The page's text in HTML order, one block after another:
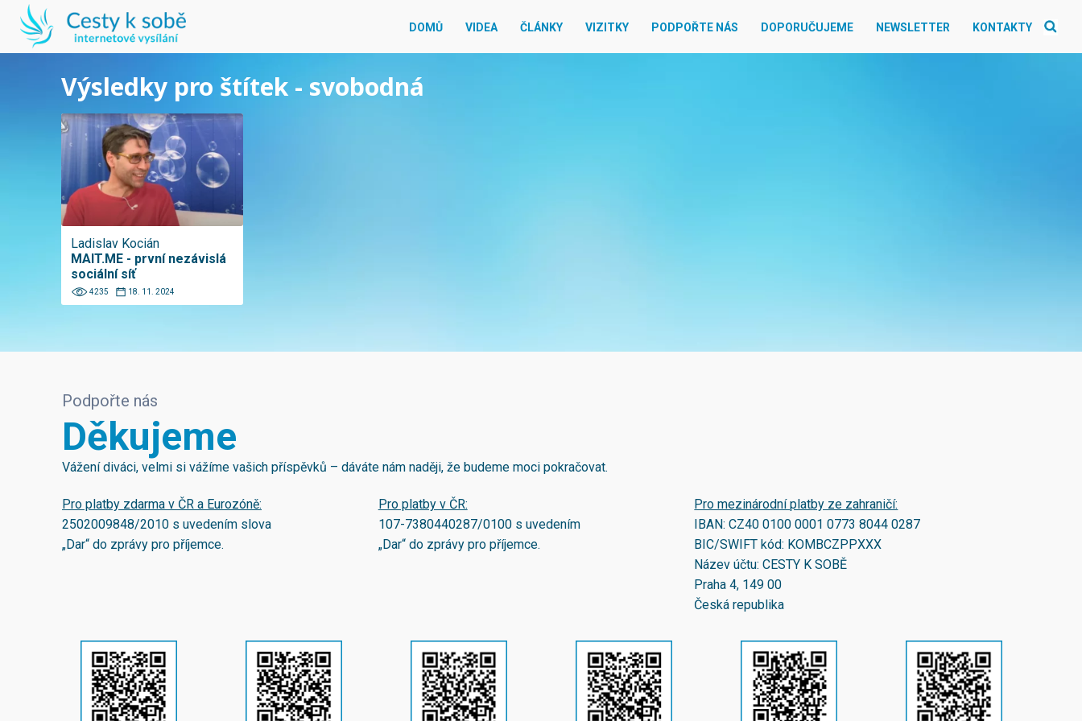
DOMŮ VIDEA ČLÁNKY VIZITKY PODPOŘTE NÁS DOPORUČUJEME NEWSLETTER KONTAKTY
Výsledky pro štítek - svobodná
Ladislav Kocián
MAIT.ME - první nezávislá
sociální síť
4235 18. 11. 2024
Podpořte nás
Děkujeme
Vážení diváci, velmi si vážíme vašich příspěvků – dáváte nám naději, že budeme moci pokračovat.
Pro platby zdarma v ČR a Eurozóně:
2502009848/2010 s uvedením slova
„Dar“ do zprávy pro příjemce.
Pro platby v ČR:
107-7380440287/0100s uvedením
„Dar“ do zprávy pro příjemce.
Pro mezinárodní platby ze zahraničí:
IBAN:CZ40 0100 0001 0773 8044 0287
BIC/SWIFT kód: KOMBCZPPXXX
Název účtu: CESTY K SOBĚ
Praha 4, 149 00
Česká republika